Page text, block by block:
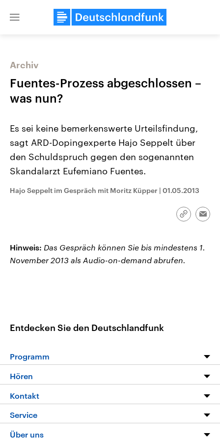
Close
Landtagswahl Sachsen-Anhalt
Alle Informationen
Sachsen-Anhalt wählt am 6.
und Hintergründe zu den Parteien
und Kandidaten der anstehenden
Wahl.
USA
Hintergründe
Wirtschaftlich und
den mächtigsten Ländern
mit großem Einfluss auf
Sendungen Programm Podcasts
Archiv
Fuentes-Prozess abgeschlossen –
was nun?
Es sei keine bemerkenswerte Urteilsfindung,
sagt ARD-Dopingexperte Hajo Seppelt über
den Schuldspruch gegen den sogenannten
Skandalarzt Eufemiano Fuentes.
Hajo Seppelt im Gespräch mit Moritz Küpper | 01.05.2013
Link
Hinweis: Das Gespräch können Sie bis mindestens 1.
November 2013 als Audio-on-demand abrufen.
Entdecken Sie den Deutschlandfunk
Programm
Die Nachrichten
Nachrichtenleicht
Neue Beiträge auf dlf.de
Hören
Livestream
Podcasts
Kontakt
Hörerservice
Service
FAQ
Über uns